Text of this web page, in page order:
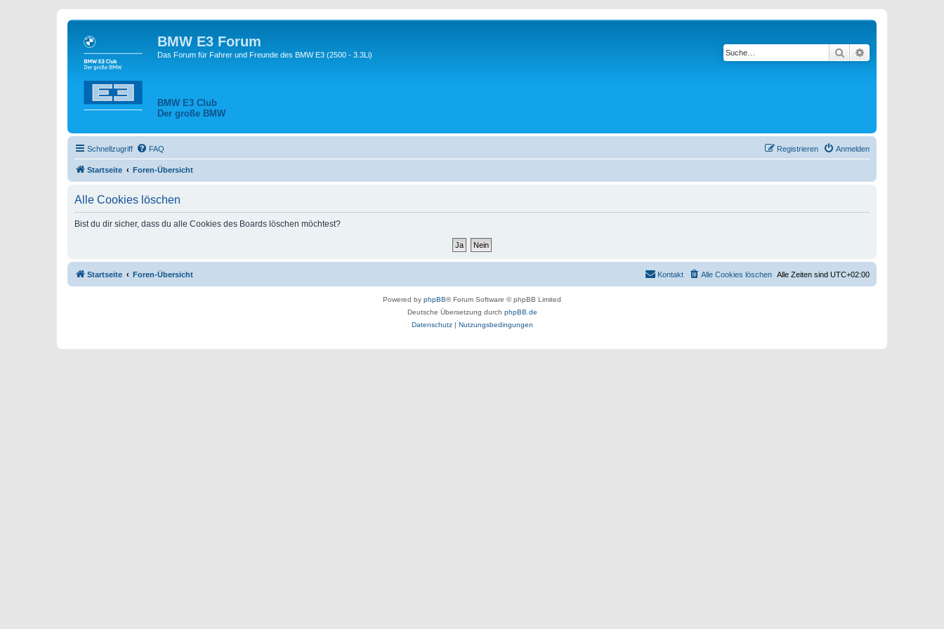
BMW E3 Forum
Das Forum für Fahrer und Freunde des BMW E3 (2500 - 3.3Li)
BMW E3 Club
Der große BMW
Suche
Schnellzugriff FAQ Anmelden
Registrieren
Startseite Foren-Übersicht
Alle Cookies löschen
Bist du dir sicher, dass du alle Cookies des Boards löschen möchtest?
Startseite Foren-Übersicht Alle Zeiten sind UTC+02:00
Alle Cookies löschen
Kontakt
Powered by phpBB® Forum Software © phpBB Limited
Deutsche Übersetzung durch phpBB.de
Datenschutz| Nutzungsbedingungen